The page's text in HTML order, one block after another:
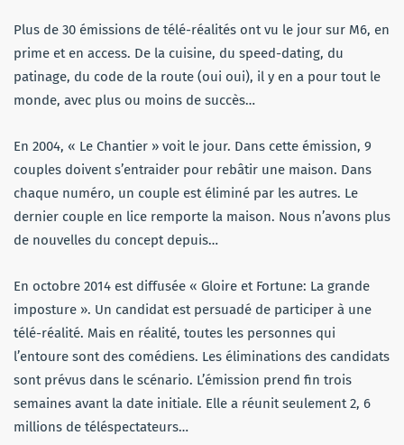
Plus de 30 émissions de télé-réalités ont vu le jour sur M6, en
prime et en access. De la cuisine, du speed-dating, du
patinage, du code de la route (oui oui), il y en a pour tout le
monde, avec plus ou moins de succès…
En 2004, « Le Chantier » voit le jour. Dans cette émission, 9
couples doivent s’entraider pour rebâtir une maison. Dans
chaque numéro, un couple est éliminé par les autres. Le
dernier couple en lice remporte la maison. Nous n’avons plus
de nouvelles du concept depuis…
En octobre 2014 est diffusée « Gloire et Fortune: La grande
imposture ». Un candidat est persuadé de participer à une
télé-réalité. Mais en réalité, toutes les personnes qui
l’entoure sont des comédiens. Les éliminations des candidats
sont prévus dans le scénario. L’émission prend fin trois
semaines avant la date initiale. Elle a réunit seulement 2, 6
millions de téléspectateurs…